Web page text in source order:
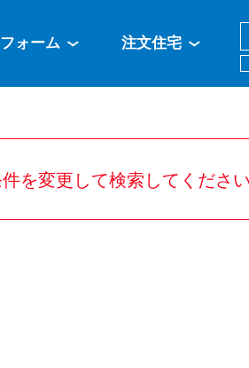
ォーム 注文住宅
を変更して検索してください